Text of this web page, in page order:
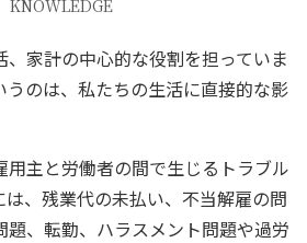
KNOWLEDGE
、家計の中心的な役割を担っていま
うのは、私たちの生活に直接的な影
用主と労働者の間で生じるトラブル
、残業代の未払い、不当解雇の問
、転勤、ハラスメント問題や過労